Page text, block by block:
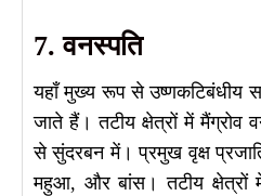
7. वनस्पति
यहाँ मुख्य रूप से उष्णकटिबंधीय
जाते हैं। तटीय क्षेत्रों में मैंग्रोव
से सुंदरबन में। प्रमुख वृक्ष
महुआ, और बांस। तटीय क्षेत्रों